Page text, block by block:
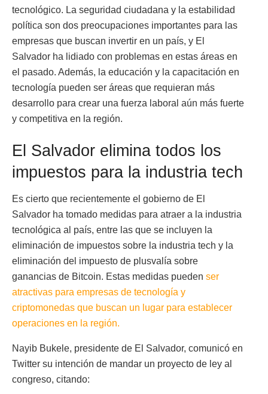
tecnológico. La seguridad ciudadana y la estabilidad
política son dos preocupaciones importantes para las
empresas que buscan invertir en un país, y El
Salvador ha lidiado con problemas en estas áreas en
el pasado. Además, la educación y la capacitación en
tecnología pueden ser áreas que requieran más
desarrollo para crear una fuerza laboral aún más fuerte
y competitiva en la región.
El Salvador elimina todos los
impuestos para la industria tech
Es cierto que recientemente el gobierno de El
Salvador ha tomado medidas para atraer a la industria
tecnológica al país, entre las que se incluyen la
eliminación de impuestos sobre la industria tech y la
eliminación del impuesto de plusvalía sobre
ganancias de Bitcoin. Estas medidas pueden ser
atractivas para empresas de tecnología y
criptomonedas que buscan un lugar para establecer
operaciones en la región.
Nayib Bukele, presidente de El Salvador, comunicó en
Twitter su intención de mandar un proyecto de ley al
congreso, citando: